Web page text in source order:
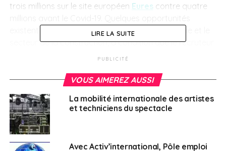
trois millions sur le site européen Eures contre quatre
existent au Canada, en particulier dans l’industrie et le
secteur de la construction, à condition que le recruteur
effectue les procédures nécessaires.
Tests et quarantaine
Ni l’Asie, ni les États-Unis, ni l’Afrique, les mobilités
internationales se recentrent aujourd’hui sur l’Europe,
constate Florence Dumontier :
au Luxembourg, en Roumanie, en Grande-Bretagne ou
LIRE LA SUITE
PUBLICITÉ
VOUS AIMEREZ AUSSI
La mobilité internationale des artistes
et techniciens du spectacle
Avec Activ’international, Pôle emploi